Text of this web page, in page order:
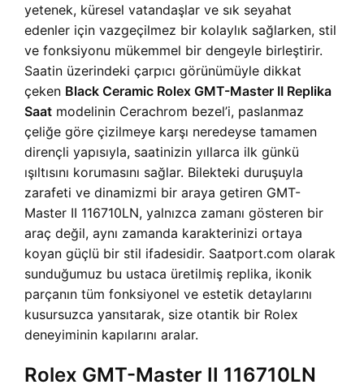
yetenek, küresel vatandaşlar ve sık seyahat
edenler için vazgeçilmez bir kolaylık sağlarken, stil
ve fonksiyonu mükemmel bir dengeyle birleştirir.
Saatin üzerindeki çarpıcı görünümüyle dikkat
çeken Black Ceramic Rolex GMT-Master II Replika
Saat modelinin Cerachrom bezel’i, paslanmaz
çeliğe göre çizilmeye karşı neredeyse tamamen
dirençli yapısıyla, saatinizin yıllarca ilk günkü
ışıltısını korumasını sağlar. Bilekteki duruşuyla
zarafeti ve dinamizmi bir araya getiren GMT-
Master II 116710LN, yalnızca zamanı gösteren bir
araç değil, aynı zamanda karakterinizi ortaya
koyan güçlü bir stil ifadesidir. Saatport.com olarak
sunduğumuz bu ustaca üretilmiş replika, ikonik
parçanın tüm fonksiyonel ve estetik detaylarını
kusursuzca yansıtarak, size otantik bir Rolex
deneyiminin kapılarını aralar.
Rolex GMT-Master II 116710LN